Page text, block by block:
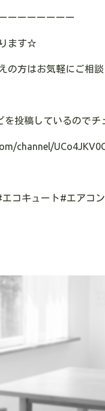
ーーーーーーー
ます☆
の方はお気軽にご相
を投稿しているので
channel/
エコキュート#エアコン